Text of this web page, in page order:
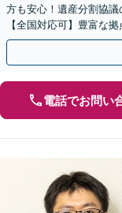
方も安心！遺産分割協議
【全国対応可】豊富な
相続手続きをお手伝い
電話でお問い